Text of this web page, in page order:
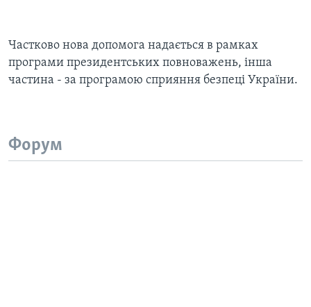
Частково нова допомога надається в рамках
програми президентських повноважень, інша
частина - за програмою сприяння безпеці України.
Форум